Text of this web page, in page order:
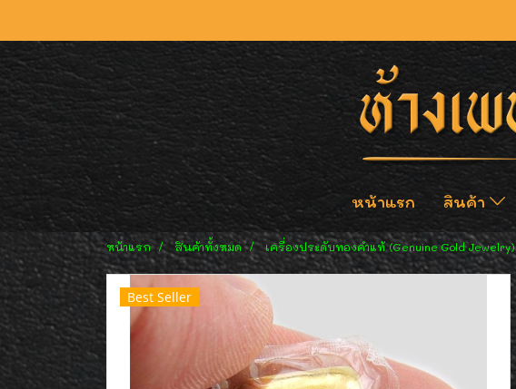
หน้าแรก สินค้า
หน้าแรก สินค้าทั้งหมด เครื่องประดับทองคำแท้ (Genuine Gold Jewelry)
Best Seller